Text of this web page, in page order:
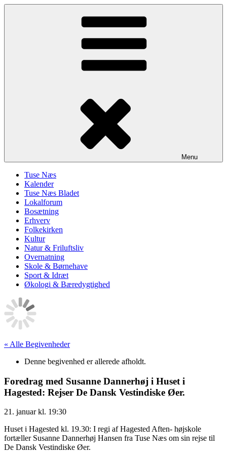
Menu
Tuse Næs
Kalender
Tuse Næs Bladet
Lokalforum
Bosætning
Erhverv
Folkekirken
Kultur
Natur & Friluftsliv
Overnatning
Skole & Børnehave
Sport & Idræt
Økologi & Bæredygtighed
« Alle Begivenheder
Denne begivenhed er allerede afholdt.
Foredrag med Susanne Dannerhøj i Huset i
Hagested: Rejser De Dansk Vestindiske Øer.
21. januarkl. 19:30
Huset i Hagested kl. 19.30: I regi af Hagested Aften- højskole
fortæller Susanne Dannerhøj Hansen fra Tuse Næs om sin rejse til
De Dansk Vestindiske Øer.